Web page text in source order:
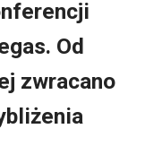
Od
zwracano